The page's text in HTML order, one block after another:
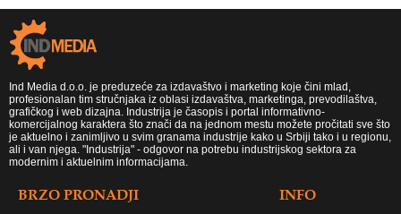
Ind Media d.o.o. je preduzeće za izdavaštvo i marketing koje čini mlad,
profesionalan tim stručnjaka iz oblasi izdavaštva, marketinga, prevodilaštva,
grafičkog i web dizajna. Industrija je časopis i portal informativno-
komercijalnog karaktera što znači da na jednom mestu možete pročitati sve što
je aktuelno i zanimljivo u svim granama industrije kako u Srbiji tako i u regionu,
ali i van njega. "Industrija" - odgovor na potrebu industrijskog sektora za
modernim i aktuelnim informacijama.
BRZO PRONADJI INFO